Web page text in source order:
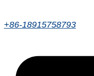
+86-18915758793